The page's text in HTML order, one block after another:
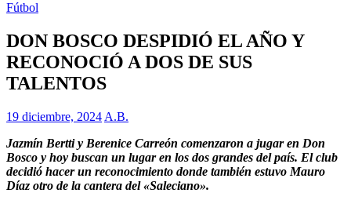
Fútbol
DON BOSCO DESPIDIÓ EL AÑO Y
RECONOCIÓ A DOS DE SUS
TALENTOS
19 diciembre, 2024 A.B.
Jazmín Bertti y Berenice Carreón comenzaron a jugar en Don
Bosco y hoy buscan un lugar en los dos grandes del país. El club
decidió hacer un reconocimiento donde también estuvo Mauro
Díaz otro de la cantera del «Saleciano».